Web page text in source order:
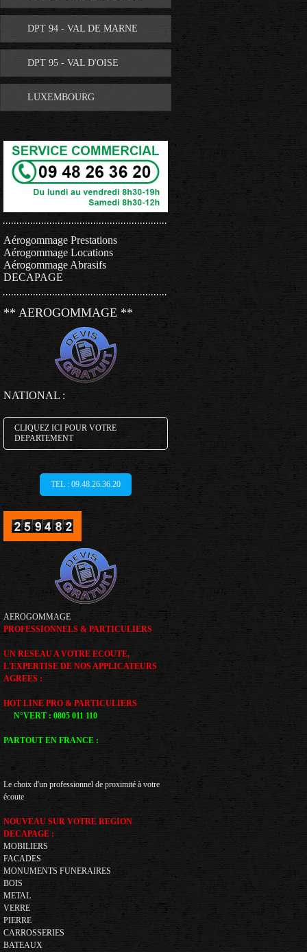
DPT 94 - VAL DE MARNE
DPT 95 - VAL D'OISE
LUXEMBOURG
Aérogommage Prestations
Aérogommage Locations
Aérogommage Abrasifs
DECAPAGE
** AEROGOMMAGE **
NATIONAL :
CLIQUEZ ICI POUR VOTRE
DEPARTEMENT
TEL : 09.48.26.36.20
AEROGOMMAGE
PROFESSIONNELS & PARTICULIERS
UN RESEAU A VOTRE ECOUTE,
L'EXPERTISE DE NOS APPLICATEURS
AGREES :
HOT LINE PRO & PARTICULIERS
N°VERT : 0805 011 110
PARTOUT EN FRANCE :
Le choix d'un professionnel de proximité à votre
écoute
NOUVEAU SUR VOTRE REGION
DECAPAGE :
MOBILIERS
FACADES
MONUMENTS FUNERAIRES
BOIS
METAL
VERRE
PIERRE
CARROSSERIES
BATEAUX